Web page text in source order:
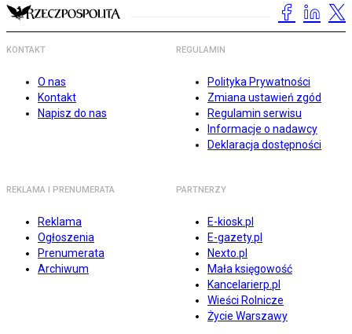
KONTAKT
O nas
Kontakt
Napisz do nas
REGULAMIN
Polityka Prywatności
Zmiana ustawień zgód
Regulamin serwisu
Informacje o nadawcy
Deklaracja dostępności
REKLAMA I PRENUMERATA
Reklama
Ogłoszenia
Prenumerata
Archiwum
PARTNERZY
E-kiosk.pl
E-gazety.pl
Nexto.pl
Mała księgowość
Kancelarierp.pl
Wieści Rolnicze
Życie Warszawy